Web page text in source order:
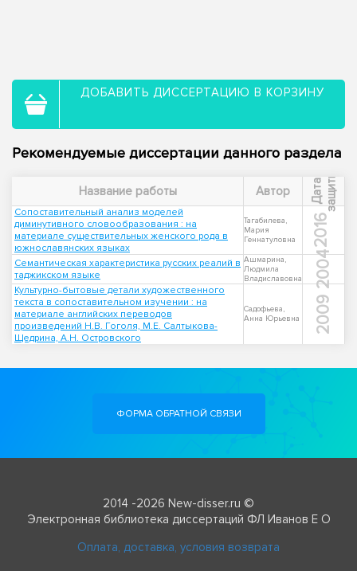
ДОБАВИТЬ ДИССЕРТАЦИЮ В КОРЗИНУ
Рекомендуемые диссертации данного раздела
Название работы Автор Д
а
т
а
з
а
щ
и
т ы
Сопоставительный анализ моделей
диминутивного словообразования : на
материале существительных женского рода в
южнославянских языках
Тагабилева,
Мария
Геннатуловна
2016
Семантическая характеристика русских реалий в
таджикском языке
Ашмарина,
Людмила
Владиславовна
2004
Культурно-бытовые детали художественного
текста в сопоставительном изучении : на
материале английских переводов
произведений Н.В. Гоголя, М.Е. Салтыкова-
Щедрина, А.Н. Островского
Садофьева,
Анна Юрьевна
2009
ФОРМА ОБРАТНОЙ СВЯЗИ
2014 -2026 New-disser.ru ©
Электронная библиотека диссертаций ФЛ Иванов Е О
Оплата, доставка, условия возврата